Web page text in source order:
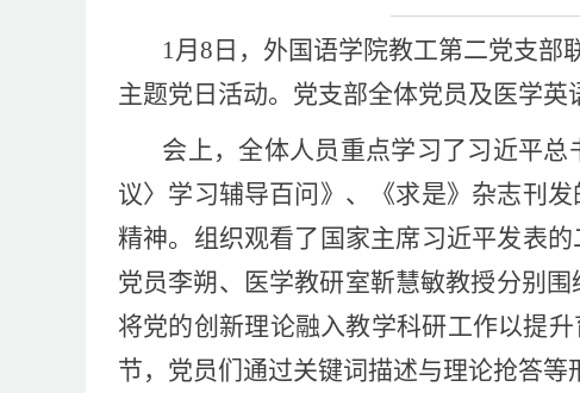
1月8日，外国语学院教工第二党支部
主题党日活动。党支部全体党员及医学英
会上，全体人员重点学习了习近平
议〉学习辅导百问》、《求是》杂志刊
精神。组织观看了国家主席习近平发表
党员李朔、医学教研室靳慧敏教授分别
将党的创新理论融入教学科研工作以提
节，党员们通过关键词描述与理论抢答等